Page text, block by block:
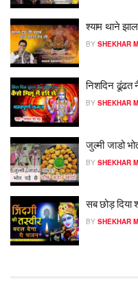
श्याम थाने
BY SHEKHAR
निशदिन ढूंढत
BY SHEKHAR
जुल्मी जाडो
BY SHEKHAR
सब छोड़ दिया
BY SHEKHAR